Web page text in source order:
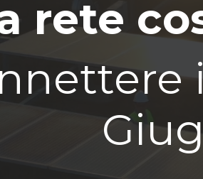
rete